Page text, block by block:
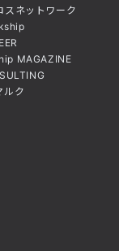
ネットワーク
MAGAZINE
ルク